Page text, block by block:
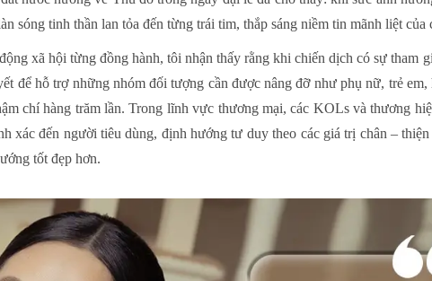
sóng tinh thần lan tỏa đến từng trái tim, thắp sáng niềm tin mãnh liệt của
xã hội từng đồng hành, tôi nhận thấy rằng khi chiến dịch có sự tham
để hỗ trợ những nhóm đối tượng cần được nâng đỡ như phụ nữ, trẻ
chí hàng trăm lần. Trong lĩnh vực thương mại, các KOLs và thương
xác đến người tiêu dùng, định hướng tư duy theo các giá trị chân –
tốt đẹp hơn.